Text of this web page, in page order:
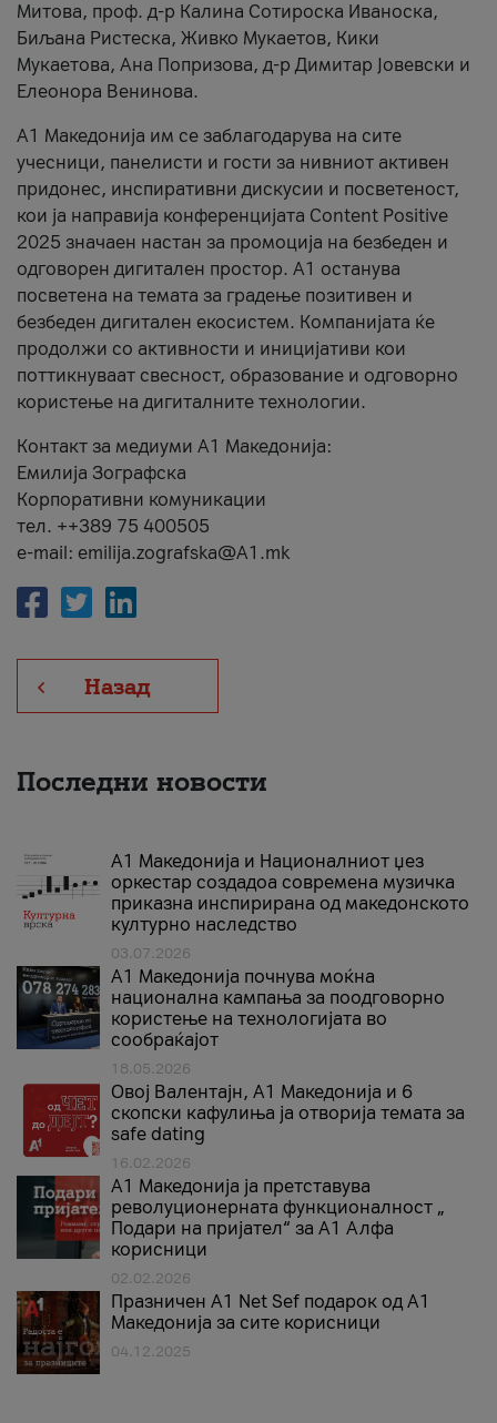
Митова, проф. д-р Калина Сотироска Иваноска,
Биљана Ристеска, Живко Мукаетов, Кики
Мукаетова, Ана Попризова, д-р Димитар Јовевски и
Елеонора Венинова.
А1 Македонија им се заблагодарува на сите
учесници, панелисти и гости за нивниот активен
придонес, инспиративни дискусии и посветеност,
кои ја направија конференцијата Content Positive
2025 значаен настан за промоција на безбеден и
одговорен дигитален простор. А1 останува
посветена на темата за градење позитивен и
безбеден дигитален екосистем. Компанијата ќе
продолжи со активности и иницијативи кои
поттикнуваат свесност, образование и одговорно
користење на дигиталните технологии.
Контакт за медиуми А1 Македонија:
Емилија Зографска
Корпоративни комуникации
тел. ++389 75 400505
e-mail: emilija.zografska@A1.mk
Назад
Последни новости
А1 Македонија и Националниот џез
оркестар создадоа современа музичка
приказна инспирирана од македонското
културно наследство
03.07.2026
A1 Македонија почнува моќна
национална кампања за поодговорно
користење на технологијата во
сообраќајот
18.05.2026
Овој Валентајн, A1 Македонија и 6
скопски кафулиња ја отворија темата за
safe dating
16.02.2026
А1 Македонија ја претставува
револуционерната функционалност „
Подари на пријател“ за А1 Алфа
корисници
02.02.2026
Празничен A1 Net Sеf подарок од А1
Македонија за сите корисници
04.12.2025